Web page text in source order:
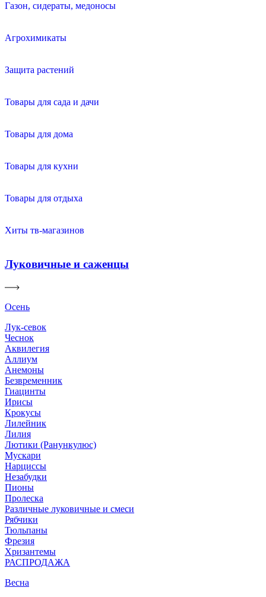
Газон, сидераты, медоносы
Агрохимикаты
Защита растений
Товары для сада и дачи
Товары для дома
Товары для кухни
Товары для отдыха
Хиты тв-магазинов
Луковичные и саженцы
Осень
Лук-севок
Чеснок
Аквилегия
Аллиум
Анемоны
Безвременник
Гиацинты
Ирисы
Крокусы
Лилейник
Лилия
Лютики (Ранункулюс)
Мускари
Нарцисcы
Незабудки
Пионы
Пролеска
Различные луковичные и смеси
Рябчики
Тюльпаны
Фрезия
Хризантемы
РАСПРОДАЖА
Весна